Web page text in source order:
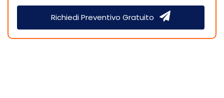
Richiedi Preventivo Gratuito